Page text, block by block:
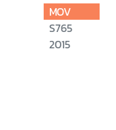
MOV
S765
2015